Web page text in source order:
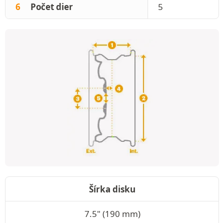
6 Počet dier 5
Šírka disku
7.5" (190 mm)